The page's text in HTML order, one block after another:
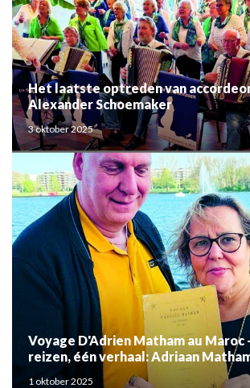
Het laatste optreden van
Alexander Schoemaker
3 oktober 2025
Voyage D'Adrien Matham au Maroc
reizen, één verhaal: Adriaan
Mouden
1 oktober 2025